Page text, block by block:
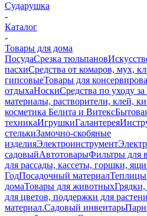
Сударушка
-
Каталог
-
Товары для дома
ПосудаСрезка тюльпанов
пасхиСредства от комаров, мух,
гипсовыеТовары для
отдыхаНоскиСредства по уходу
материалы, растворители, клей,
косметика Белита и Витекс
техникаИгрушкиГалантерея
стелькиЗамочно-скобяные
изделияЭлектроинструмент
садовыйАвтотоварыФильтры для
для рассады, кассеты, горшки,
ГодПосадочный материал
домаТовары для животных
для цветов, поддержки для
материал.Садовый инвентарь